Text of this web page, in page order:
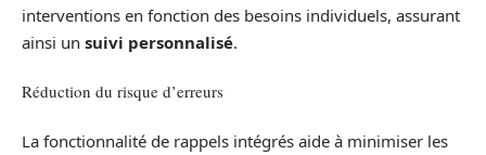
interventions en fonction des besoins individuels, assurant
ainsi un suivi personnalisé.
Réduction du risque d’erreurs
La fonctionnalité de rappels intégrés aide à minimiser les